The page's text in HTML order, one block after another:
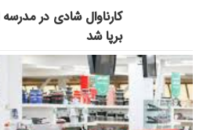
کارناوال شادی در
برپا شد